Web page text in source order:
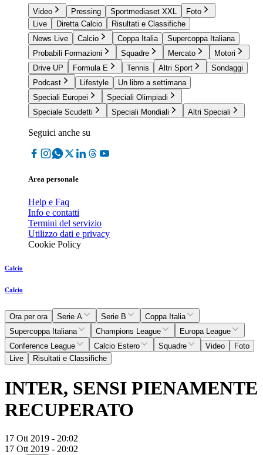
Video Pressing Sportmediaset XXL
Foto
Live
Diretta Calcio
Risultati e Classifiche
News Live
Calcio Coppa Italia
Supercoppa Italiana
Probabili Formazioni
Squadre Mercato
Motori
Drive UP
Formula E Tennis Altri Sport
Sondaggi
Podcast
Lifestyle
Un libro a settimana
Speciali Europei
Speciali Olimpiadi
Speciale Scudetti
Speciali Mondiali Altri Speciali
Seguici anche su
Area personale
Help e Faq
Info e contatti
Termini del servizio
Utilizzo dati e privacy
Cookie Policy
Calcio
Calcio
Ora per ora Serie A Serie B
Coppa Italia
Supercoppa Italiana
Champions League
Europa League
Conference League
Calcio Estero Squadre Video
Foto
Live
Risultati e Classifiche
INTER, SENSI PIENAMENTE
RECUPERATO
17 Ott 2019 - 20:02
17 Ott 2019 - 20:02